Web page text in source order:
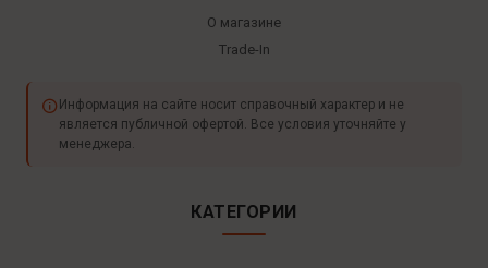
О магазине
Trade-In
Информация на сайте носит справочный характер и не
является публичной офертой. Все условия уточняйте у
менеджера.
КАТЕГОРИИ